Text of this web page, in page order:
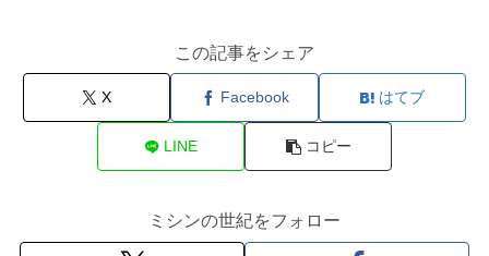
この記事をシェア
X Facebook はてブ
LINE コピー
ミシンの世紀をフォロー